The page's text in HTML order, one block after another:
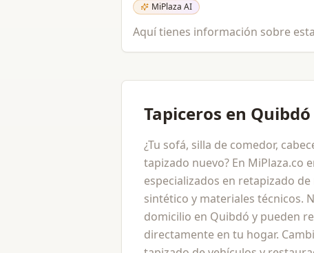
MiPlaza AI
Aquí tienes información sobre
Tapiceros en Quibdó
¿Tu sofá, silla de comedor,
tapizado nuevo? En MiPlaza.co
especializados en retapizado
sintético y materiales técnicos.
domicilio en Quibdó y pueden
directamente en tu hogar.